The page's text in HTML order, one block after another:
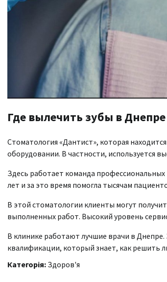
Где вылечить зубы в Днепре
Стоматология «Дантист», которая
оборудовании. В частности, используется
Здесь работает команда
лет и за это время помогла тысячам
В этой стоматологии клиенты могут
выполненных работ. Высокий уровень
В клинике работают лучшие врачи в
квалификации, который знает, как решить
Категорія: Здоров'я